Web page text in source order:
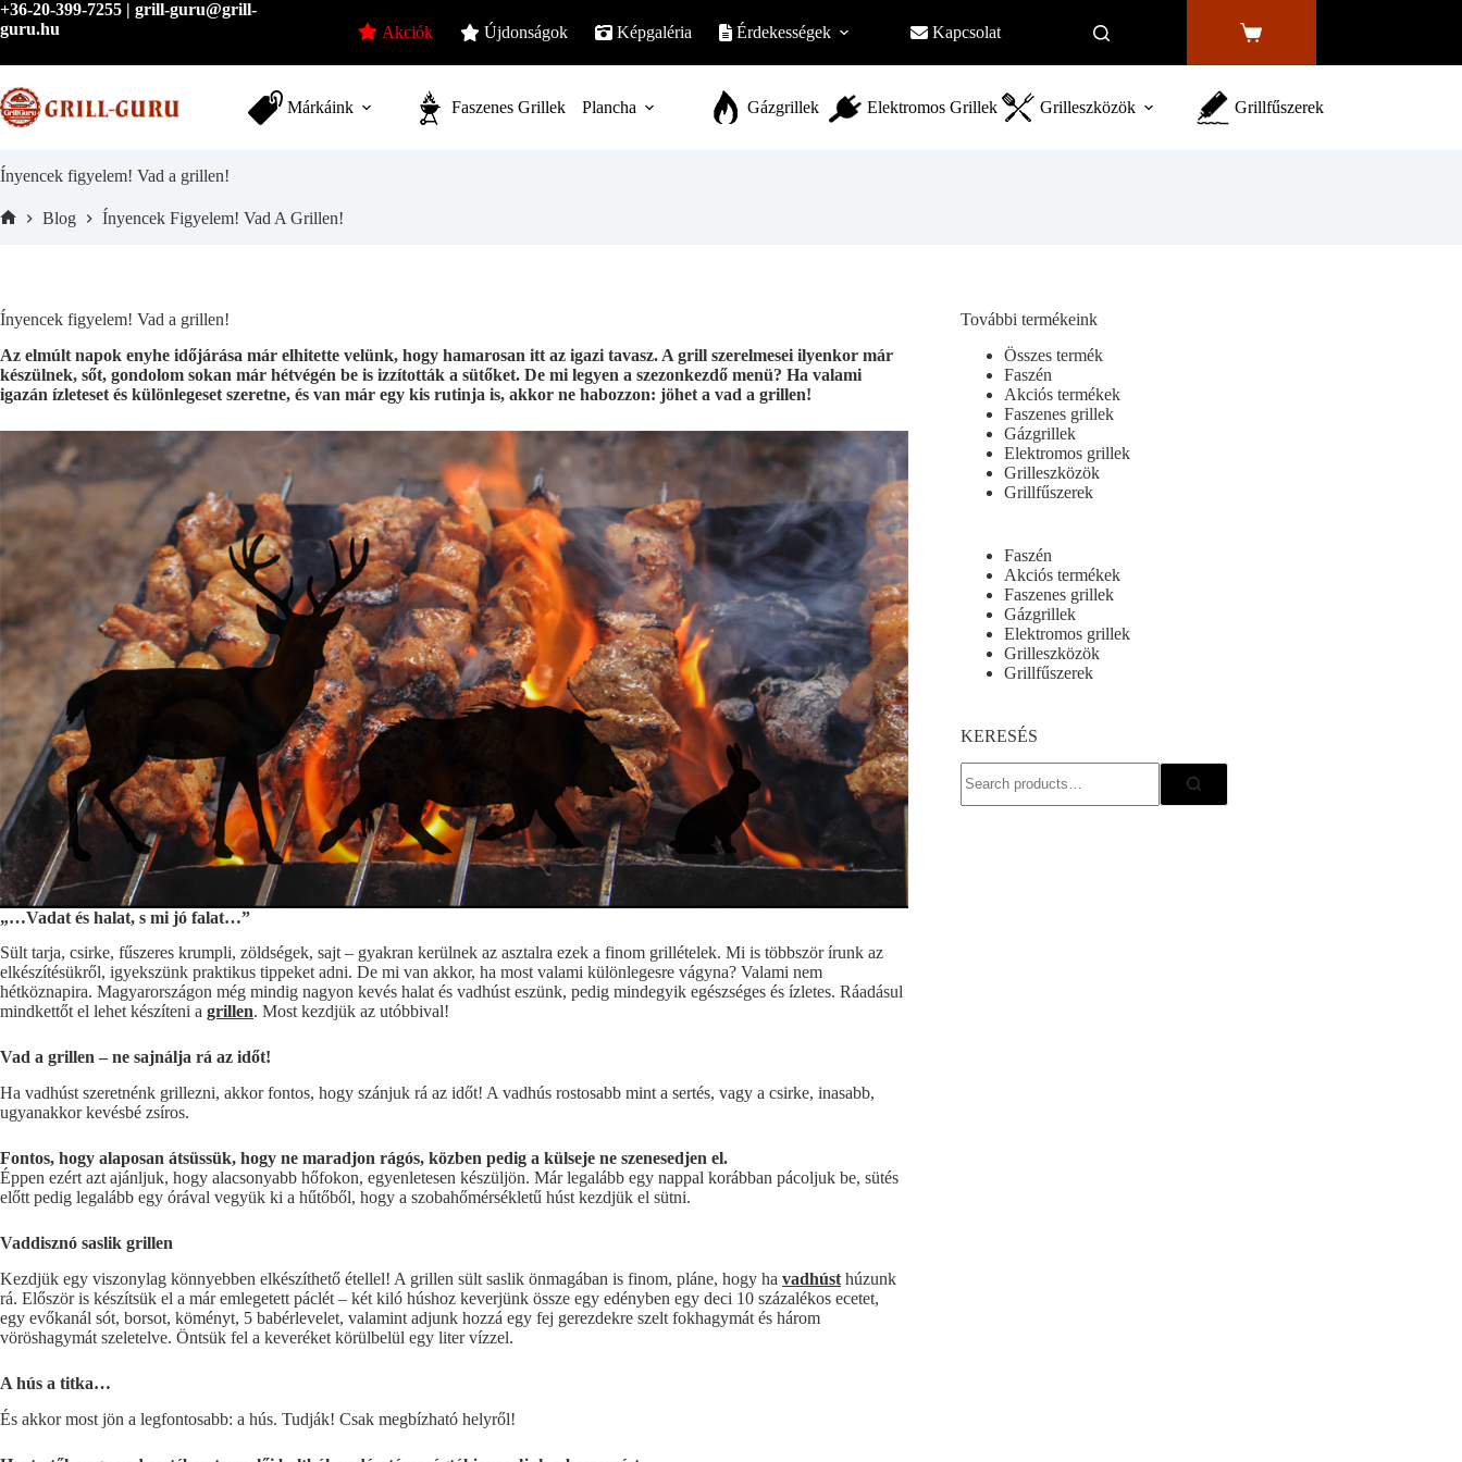
Skip
to
+36-20-399-7255 | grill-guru@grill-
guru.hu
Akciók Újdonságok Képgaléria Érdekességek Kapcsolat
Shopping
Márkáink Faszenes Grillek Plancha Gázgrillek Elektromos Grillek Grilleszközök Grillfűszerek
Ínyencek figyelem! Vad a grillen!
Blog Ínyencek Figyelem! Vad A Grillen!
Ínyencek figyelem! Vad a grillen!
Az elmúlt napok enyhe időjárása már elhitette velünk, hogy hamarosan itt az igazi tavasz. A grill szerelmesei ilyenkor már
készülnek, sőt, gondolom sokan már hétvégén be is izzították a sütőket. De mi legyen a szezonkezdő menü? Ha valami
igazán ízleteset és különlegeset szeretne, és van már egy kis rutinja is, akkor ne habozzon: jöhet a vad a grillen!
„…Vadat és halat, s mi jó falat…”
Sült tarja, csirke, fűszeres krumpli, zöldségek, sajt – gyakran kerülnek az asztalra ezek a finom grillételek. Mi is többször írunk az
elkészítésükről, igyekszünk praktikus tippeket adni. De mi van akkor, ha most valami különlegesre vágyna? Valami nem
hétköznapira. Magyarországon még mindig nagyon kevés halat és vadhúst eszünk, pedig mindegyik egészséges és ízletes. Ráadásul
mindkettőt el lehet készíteni a grillen. Most kezdjük az utóbbival!
Vad a grillen – ne sajnálja rá az időt!
Ha vadhúst szeretnénk grillezni, akkor fontos, hogy szánjuk rá az időt! A vadhús rostosabb mint a sertés, vagy a csirke, inasabb,
ugyanakkor kevésbé zsíros.
Fontos, hogy alaposan átsüssük, hogy ne maradjon rágós, közben pedig a külseje ne szenesedjen el.
Éppen ezért azt ajánljuk, hogy alacsonyabb hőfokon, egyenletesen készüljön. Már legalább egy nappal korábban pácoljuk be, sütés
előtt pedig legalább egy órával vegyük ki a hűtőből, hogy a szobahőmérsékletű húst kezdjük el sütni.
Vaddisznó saslik grillen
Kezdjük egy viszonylag könnyebben elkészíthető étellel! A grillen sült saslik önmagában is finom, pláne, hogy ha vadhúst húzunk
rá. Először is készítsük el a már emlegetett páclét – két kiló húshoz keverjünk össze egy edényben egy deci 10 százalékos ecetet,
egy evőkanál sót, borsot, köményt, 5 babérlevelet, valamint adjunk hozzá egy fej gerezdekre szelt fokhagymát és három
vöröshagymát szeletelve. Öntsük fel a keveréket körülbelül egy liter vízzel.
A hús a titka…
És akkor most jön a legfontosabb: a hús. Tudják! Csak megbízható helyről!
További termékeink
Összes termék
Faszén
Akciós termékek
Faszenes grillek
Gázgrillek
Elektromos grillek
Grilleszközök
Grillfűszerek
Faszén
Akciós termékek
Faszenes grillek
Gázgrillek
Elektromos grillek
Grilleszközök
Grillfűszerek
KERESÉS
for: